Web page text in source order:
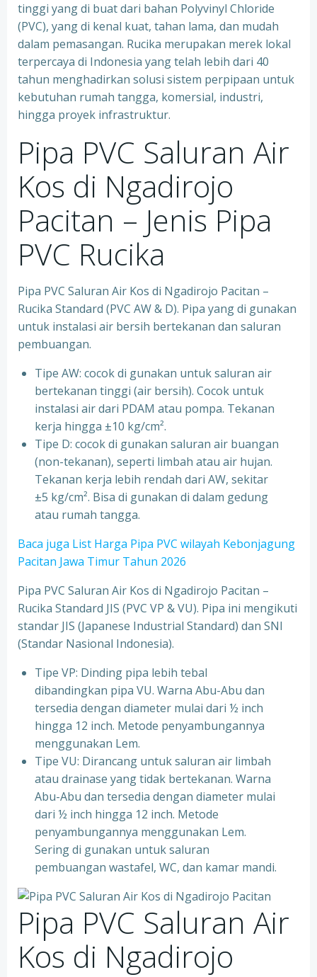
tinggi yang di buat dari bahan Polyvinyl Chloride
(PVC), yang di kenal kuat, tahan lama, dan mudah
dalam pemasangan. Rucika merupakan merek lokal
terpercaya di Indonesia yang telah lebih dari 40
tahun menghadirkan solusi sistem perpipaan untuk
kebutuhan rumah tangga, komersial, industri,
hingga proyek infrastruktur.
Pipa PVC Saluran Air
Kos di Ngadirojo
Pacitan – Jenis Pipa
PVC Rucika
Pipa PVC Saluran Air Kos di Ngadirojo Pacitan –
Rucika Standard (PVC AW & D). Pipa yang di gunakan
untuk instalasi air bersih bertekanan dan saluran
pembuangan.
Tipe AW: cocok di gunakan untuk saluran air
bertekanan tinggi (air bersih). Cocok untuk
instalasi air dari PDAM atau pompa. Tekanan
kerja hingga ±10 kg/cm².
Tipe D: cocok di gunakan saluran air buangan
(non-tekanan), seperti limbah atau air hujan.
Tekanan kerja lebih rendah dari AW, sekitar
±5 kg/cm². Bisa di gunakan di dalam gedung
atau rumah tangga.
Baca juga List Harga Pipa PVC wilayah Kebonjagung
Pacitan Jawa Timur Tahun 2026
Pipa PVC Saluran Air Kos di Ngadirojo Pacitan –
Rucika Standard JIS (PVC VP & VU). Pipa ini mengikuti
standar JIS (Japanese Industrial Standard) dan SNI
(Standar Nasional Indonesia).
Tipe VP: Dinding pipa lebih tebal
dibandingkan pipa VU. Warna Abu-Abu dan
tersedia dengan diameter mulai dari ½ inch
hingga 12 inch. Metode penyambungannya
menggunakan Lem.
Tipe VU: Dirancang untuk saluran air limbah
atau drainase yang tidak bertekanan. Warna
Abu-Abu dan tersedia dengan diameter mulai
dari ½ inch hingga 12 inch. Metode
penyambungannya menggunakan Lem.
Sering di gunakan untuk saluran
pembuangan wastafel, WC, dan kamar mandi.
Pipa PVC Saluran Air
Kos di Ngadirojo